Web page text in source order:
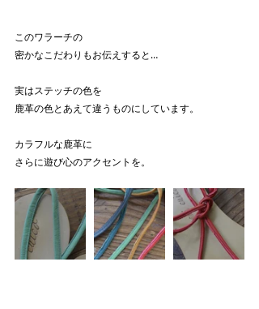
このワラーチの
密かなこだわりもお伝えすると…
実はステッチの色を
鹿革の色とあえて違うものにしています。
カラフルな鹿革に
さらに遊び心のアクセントを。